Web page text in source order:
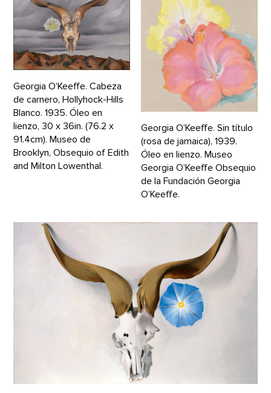
Georgia O’Keeffe. Cabeza
de carnero, Hollyhock-Hills
Blanco. 1935. Óleo en
lienzo, 30 x 36in. (76.2 x
91.4cm). Museo de
Brooklyn, Obsequio of Edith
and Milton Lowenthal.
Georgia O’Keeffe. Sin título
(rosa de jamaica), 1939.
Óleo en lienzo. Museo
Georgia O’Keeffe Obsequio
de la Fundación Georgia
O’Keeffe.